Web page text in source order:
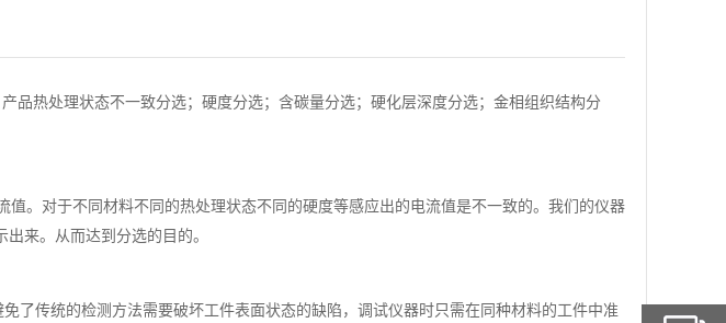
品热处理状态不一致分选；硬度分选；含碳量分选；硬化层深度分选；金相组织结构分
。对于不同材料不同的热处理状态不同的硬度等感应出的电流值是不一致的。我们的仪器
来。从而达到分选的目的。
了传统的检测方法需要破坏工件表面状态的缺陷，调试仪器时只需在同种材料的工件中准